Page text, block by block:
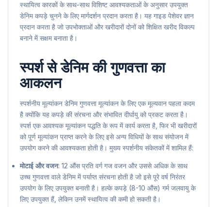
स्थायित्व कारकों के साथ-साथ विशिष्ट आवश्यकताओं के अनुसार उपयुक्त
डेनिम कपड़े चुनने के लिए मार्गदर्शन प्रदान करता है। यह गाइड पेशेवर ज्ञान
प्रदान करता है जो उपभोक्ताओं और खरीदारों दोनों को शिक्षित खरीद विकल्प
बनाने में सक्षम बनाता है।
स्पर्श से डेनिम की गुणवत्ता का
आकलन
स्पर्शनीय मूल्यांकन डेनिम गुणवत्ता मूल्यांकन के लिए एक मूल्यवान पहला कदम
है क्योंकि यह कपड़े की संरचना और संभावित दीर्घायु को प्रकट करता है।
स्पर्श एक आवश्यक मूल्यांकन पद्धति के रूप में कार्य करता है, फिर भी खरीदारों
को पूर्ण मूल्यांकन प्राप्त करने के लिए इसे अन्य विधियों के साथ संयोजन में
उपयोग करने की आवश्यकता होती है। मुख्य स्पर्शनीय संकेतकों में शामिल हैं:
मोटाई और वजन: 12 औंस प्रति वर्ग गज वजन और उससे अधिक के साथ
उच्च गुणवत्ता वाले डेनिम में पर्याप्त संरचना होती है जो इसे पूरे वर्ष निरंतर
उपयोग के लिए उपयुक्त बनाती है। हल्के कपड़े (8-10 औंस) गर्म जलवायु के
लिए उपयुक्त हैं, लेकिन उनमें स्थायित्व की कमी हो सकती है।